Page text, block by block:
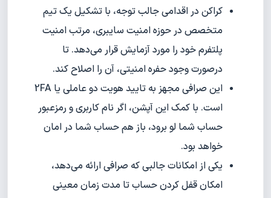
کراکن در اقدامی جالب توجه، با تشکیل یک تیم
متخصص در حوزه امنیت سایبری، مرتب امنیت
پلتفرم خود را مورد آزمایش قرار می‌دهد. تا
درصورت وجود حفره امنیتی، آن را اصلاح کند.
این صرافی مجهز به تایید هویت دو عاملی یا 2FA
است. با کمک این آپشن، اگر نام کاربری و رمزعبور
حساب شما لو برود، باز هم حساب شما در امان
خواهد بود.
یکی از امکانات جالبی که صرافی ارائه می‌دهد،
امکان قفل کردن حساب تا مدت زمان معینی